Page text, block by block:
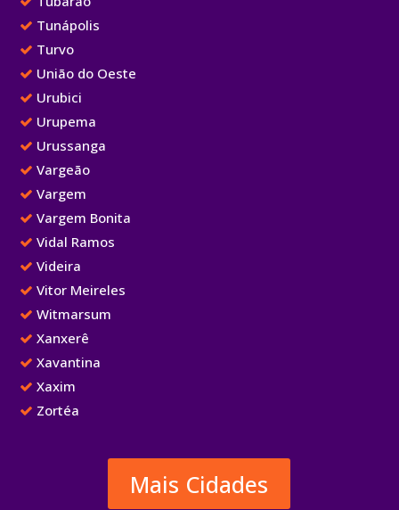
Tunápolis
Turvo
União do Oeste
Urubici
Urupema
Urussanga
Vargeão
Vargem
Vargem Bonita
Vidal Ramos
Videira
Vitor Meireles
Witmarsum
Xanxerê
Xavantina
Xaxim
Zortéa
Mais Cidades